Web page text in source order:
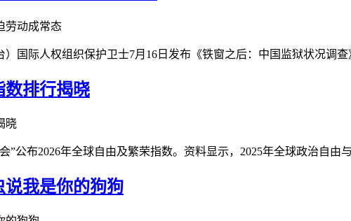
）国际人权组织保护卫士7月16日发布《铁窗之后：中国监狱状况调查
数排行揭晓
”公布2026年全球自由及繁荣指数。资料显示，2025年全球政治自由
说我是你的狗狗